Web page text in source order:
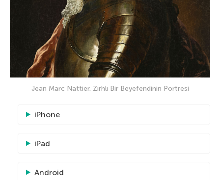
Jean Marc Nattier. Zırhlı Bir Beyefendinin Portresi
iPhone
iPad
Android